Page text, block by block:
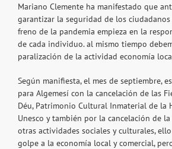
Mariano Clemente ha manifestado que
garantizar la seguridad de los
freno de la pandemia empieza en la
de cada individuo. al mismo tiempo
paralización de la actividad economía
Según manifiesta, el mes de septiembre,
para Algemesí con la cancelación de las
Déu, Patrimonio Cultural Inmaterial de la
Unesco y también por la cancelación de
otras actividades sociales y culturales,
golpe a la economía local y comercial,